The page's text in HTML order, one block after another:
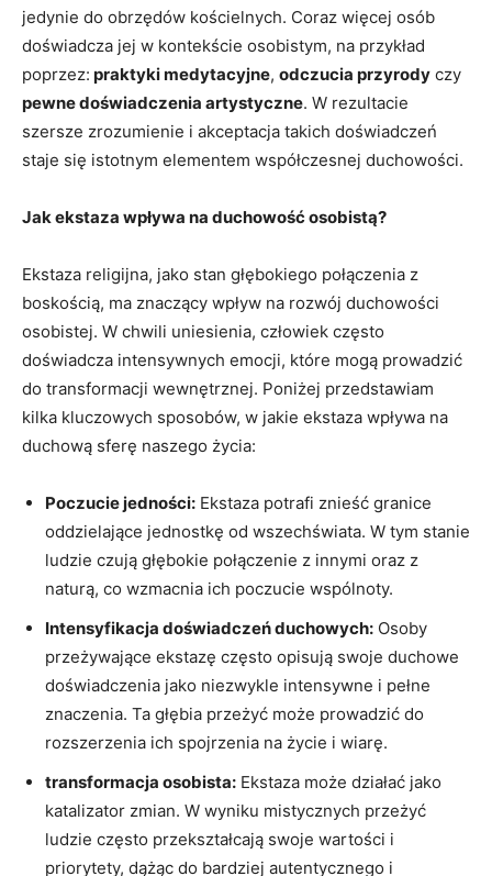
jedynie do obrzędów kościelnych. Coraz więcej osób
doświadcza jej w kontekście osobistym, ⁤na przykład
poprzez: praktyki medytacyjne,⁣ odczucia przyrody czy
pewne doświadczenia artystyczne. W rezultacie
szersze zrozumienie‌ i akceptacja ⁣takich doświadczeń
staje się istotnym ⁤elementem współczesnej duchowości.
Jak ekstaza wpływa na duchowość osobistą?
Ekstaza religijna, jako stan głębokiego połączenia z
boskością, ma znaczący wpływ na rozwój duchowości⁤
osobistej.‍ W chwili uniesienia, człowiek często
⁣doświadcza intensywnych emocji, które mogą prowadzić
do transformacji wewnętrznej. Poniżej przedstawiam
kilka kluczowych sposobów, w jakie ekstaza wpływa na
duchową sferę naszego życia:
Poczucie jedności: Ekstaza potrafi znieść granice
oddzielające jednostkę od⁤ wszechświata. W tym stanie
ludzie czują głębokie połączenie z innymi oraz z
naturą, co wzmacnia ich poczucie wspólnoty.
Intensyfikacja⁣ doświadczeń duchowych: Osoby‍
przeżywające ekstazę‌ często opisują swoje​ duchowe
doświadczenia jako niezwykle intensywne i pełne
znaczenia. ⁢Ta⁤ głębia przeżyć⁣ może prowadzić do
rozszerzenia ich spojrzenia na‌ życie i wiarę.
transformacja osobista: Ekstaza może działać jako
katalizator zmian. W wyniku⁤ mistycznych przeżyć
ludzie często ​przekształcają swoje wartości i
priorytety, dążąc do bardziej autentycznego‌ i